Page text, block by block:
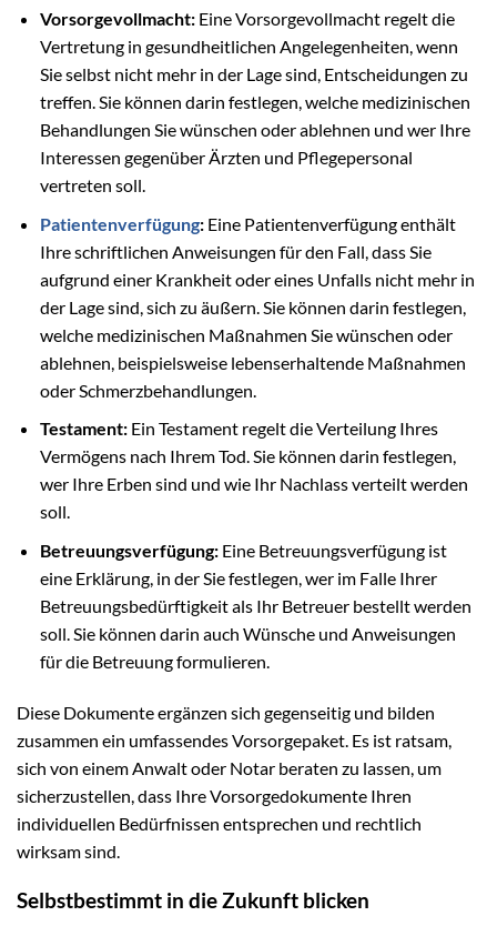
Vorsorgevollmacht:Eine Vorsorgevollmacht regelt die
Vertretung in gesundheitlichen Angelegenheiten, wenn
Sie selbst nicht mehr in der Lage sind, Entscheidungen zu
treffen. Sie können darin festlegen, welche medizinischen
Behandlungen Sie wünschen oder ablehnen und wer Ihre
Interessen gegenüber Ärzten und Pflegepersonal
vertreten soll.
Patientenverfügung:Eine Patientenverfügung enthält
Ihre schriftlichen Anweisungen für den Fall, dass Sie
aufgrund einer Krankheit oder eines Unfalls nicht mehr in
der Lage sind, sich zu äußern. Sie können darin festlegen,
welche medizinischen Maßnahmen Sie wünschen oder
ablehnen, beispielsweise lebenserhaltende Maßnahmen
oder Schmerzbehandlungen.
Testament:Ein Testament regelt die Verteilung Ihres
Vermögens nach Ihrem Tod. Sie können darin festlegen,
wer Ihre Erben sind und wie Ihr Nachlass verteilt werden
soll.
Betreuungsverfügung:Eine Betreuungsverfügung ist
eine Erklärung, in der Sie festlegen, wer im Falle Ihrer
Betreuungsbedürftigkeit als Ihr Betreuer bestellt werden
soll. Sie können darin auch Wünsche und Anweisungen
für die Betreuung formulieren.
Diese Dokumente ergänzen sich gegenseitig und bilden
zusammen ein umfassendes Vorsorgepaket. Es ist ratsam,
sich von einem Anwalt oder Notar beraten zu lassen, um
sicherzustellen, dass Ihre Vorsorgedokumente Ihren
individuellen Bedürfnissen entsprechen und rechtlich
wirksam sind.
Selbstbestimmt in die Zukunft blicken